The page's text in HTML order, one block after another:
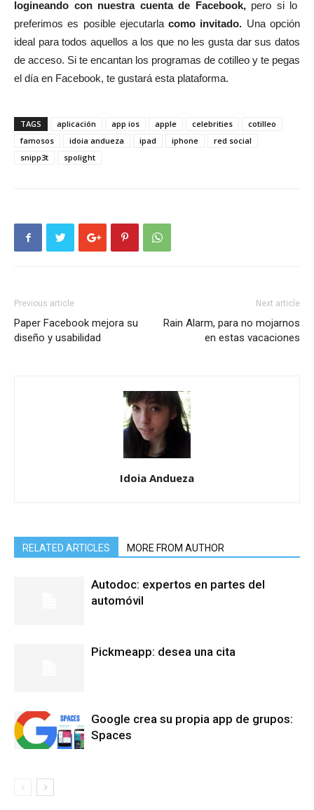
logineando con nuestra cuenta de Facebook,pero si lo
preferimos es posible ejecutarlacomo invitado. Una opción
ideal para todos aquellos a los que no les gusta dar sus datos
de acceso. Si te encantan los programas de cotilleo y te pegas
el día en Facebook, te gustará esta plataforma.
TAGS aplicación app ios apple celebrities
cotilleo
famosos
idoia andueza ipad iphone
red social
snipp3t
spolight
Previous article
Paper Facebook mejora su
diseño y usabilidad
Next article
Rain Alarm, para no mojarnos
en estas vacaciones
Idoia Andueza
RELATED ARTICLES MORE FROM AUTHOR
Autodoc: expertos en partes del
automóvil
Pickmeapp: desea una cita
Google crea su propia app de grupos:
Spaces